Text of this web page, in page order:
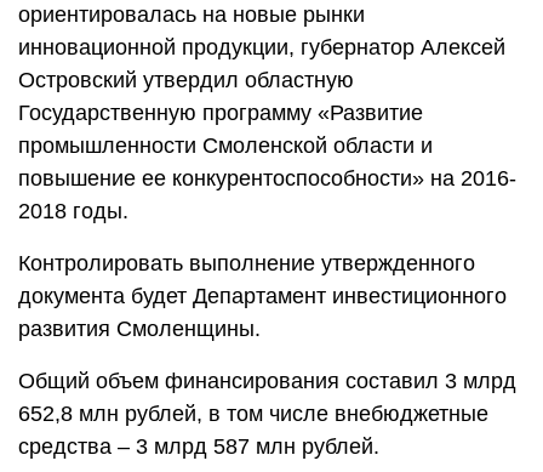
ориентировалась на новые рынки
инновационной продукции, губернатор Алексей
Островский утвердил областную
Государственную программу «Развитие
промышленности Смоленской области и
повышение ее конкурентоспособности» на 2016-
2018 годы.
Контролировать выполнение утвержденного
документа будет Департамент инвестиционного
развития Смоленщины.
Общий объем финансирования составил 3 млрд
652,8 млн рублей, в том числе внебюджетные
средства – 3 млрд 587 млн рублей.